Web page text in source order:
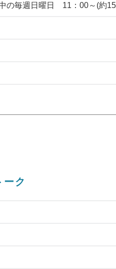
の毎週日曜日 11：00～(約
ーク